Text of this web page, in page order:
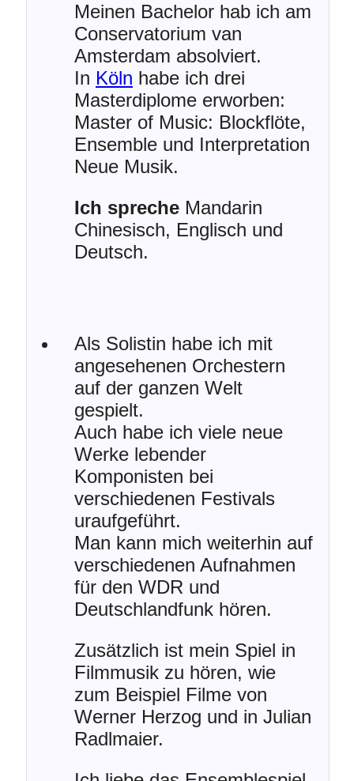
Meinen Bachelor hab ich am
Conservatorium van
Amsterdam absolviert.
In Köln habe ich drei
Masterdiplome erworben:
Master of Music: Blockflöte,
Ensemble und Interpretation
Neue Musik.
Ich spreche Mandarin
Chinesisch, Englisch und
Deutsch.
Als Solistin habe ich mit
angesehenen Orchestern
auf der ganzen Welt
gespielt.
Auch habe ich viele neue
Werke lebender
Komponisten bei
verschiedenen Festivals
uraufgeführt.
Man kann mich weiterhin auf
verschiedenen Aufnahmen
für den WDR und
Deutschlandfunk hören.
Zusätzlich ist mein Spiel in
Filmmusik zu hören, wie
zum Beispiel Filme von
Werner Herzog und in Julian
Radlmaier.